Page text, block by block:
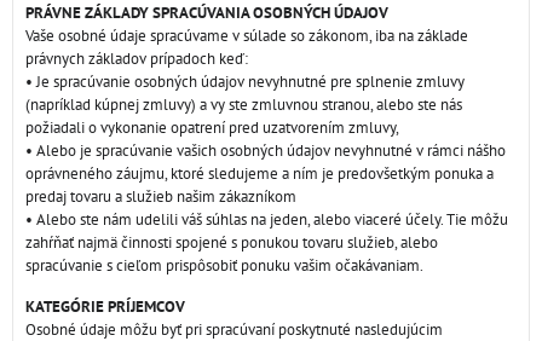
PRÁVNE ZÁKLADY SPRACÚVANIA OSOBNÝCH ÚDAJOV
Vaše osobné údaje spracúvame v súlade so zákonom, iba na základe
právnych základov prípadoch keď:
• Je spracúvanie osobných údajov nevyhnutné pre splnenie zmluvy
(napríklad kúpnej zmluvy) a vy ste zmluvnou stranou, alebo ste nás
požiadali o vykonanie opatrení pred uzatvorením zmluvy,
• Alebo je spracúvanie vašich osobných údajov nevyhnutné v rámci nášho
oprávneného záujmu, ktoré sledujeme a ním je predovšetkým ponuka a
predaj tovaru a služieb našim zákazníkom
• Alebo ste nám udelili váš súhlas na jeden, alebo viaceré účely. Tie môžu
zahŕňať najmä činnosti spojené s ponukou tovaru služieb, alebo
spracúvanie s cieľom prispôsobiť ponuku vašim očakávaniam.
KATEGÓRIE PRÍJEMCOV
Osobné údaje môžu byť pri spracúvaní poskytnuté nasledujúcim